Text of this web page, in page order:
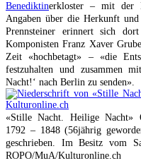
Benediktinerkloster – mit der
Angaben über die Herkunft
Prennsteiner erinnert sich
Komponisten Franz Xaver
Zeit «hochbetagt» – «die
festzuhalten und zusammen
Nacht!‘ nach Berlin zu senden».
«Stille Nacht. Heilige Nacht»
1792 – 1848 (56jährig
geschrieben. Im Besitz vom
ROPO/MuA/Kulturonline.ch